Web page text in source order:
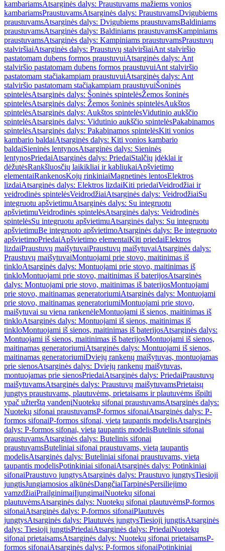
kambariamsAtsarginės dalys: Praustuvams mažiems vonios
kambariamsPraustuvamsAtsarginės dalys: PraustuvamsDvigubiems
praustuvamsAtsarginės dalys: Dvigubiems praustuvamsBaldiniams
praustuvamsAtsarginės dalys: Baldiniams praustuvamsKampiniams
praustuvamsAtsarginės dalys: Kampiniams praustuvamsPraustuvų
stalviršiaiAtsarginės dalys: Praustuvų stalviršiaiAnt stalviršio
pastatomam dubens formos praustuvuiAtsarginės dalys: Ant
stalviršio pastatomam dubens formos praustuvuiAnt stalviršio
pastatomam stačiakampiam praustuvuiAtsarginės dalys: Ant
stalviršio pastatomam stačiakampiam praustuvuiŠoninės
spintelėsAtsarginės dalys: Šoninės spintelėsŽemos šoninės
spintelėsAtsarginės dalys: Žemos šoninės spintelėsAukštos
spintelėsAtsarginės dalys: Aukštos spintelėsVidutinio aukščio
spintelėsAtsarginės dalys: Vidutinio aukščio spintelėsPakabinamos
spintelėsAtsarginės dalys: Pakabinamos spintelėsKiti vonios
kambario baldaiAtsarginės dalys: Kiti vonios kambario
baldaiSieninės lentynosAtsarginės dalys: Sieninės
lentynosPriedaiAtsarginės dalys: PriedaiStalčių įdėklai ir
dėžutėsRankšluosčių laikikliai ir kabliukaiApšvietimo
elementaiRankenosKojų rinkiniaiMagnetinės lentosElektros
lizdaiAtsarginės dalys: Elektros lizdaiKiti priedaiVeidrodžiai ir
veidrodinės spintelėsVeidrodžiaiAtsarginės dalys: VeidrodžiaiSu
integruotu apšvietimuAtsarginės dalys: Su integruotu
apšvietimuVeidrodinės spintelėsAtsarginės dalys: Veidrodinės
spintelėsSu integruotu apšvietimuAtsarginės dalys: Su integruotu
apšvietimuBe integruoto apšvietimoAtsarginės dalys: Be integruoto
apšvietimoPriedaiApšvietimo elementaiKiti priedaiElektros
lizdaiPraustuvų maišytuvaiPraustuvų maišytuvaiAtsarginės dalys:
Praustuvų maišytuvaiMontuojami prie stovo, maitinimas iš
tinkloAtsarginės dalys: Montuojami prie stovo, maitinimas iš
tinkloMontuojami prie stovo, maitinimas iš baterijosAtsarginės
dalys: Montuojami prie stovo, maitinimas iš baterijosMontuojami
prie stovo, maitinamas generatoriumiAtsarginės dalys: Montuojami
prie stovo, maitinamas generatoriumiMontuojami prie stovo,
maišytuvai su viena rankenėleMontuojami iš sienos, maitinimas iš
tinkloAtsarginės dalys: Montuojami iš sienos, maitinimas iš
tinkloMontuojami iš sienos, maitinimas iš baterijosAtsarginės dalys:
Montuojami iš sienos, maitinimas iš baterijosMontuojami iš sienos,
maitinamas generatoriumiAtsarginės dalys: Montuojami iš sienos,
maitinamas generatoriumiDviejų rankenų maišytuvas, montuojamas
prie sienosAtsarginės dalys: Dviejų rankenų maišytuvas,
montuojamas prie sienosPriedaiAtsarginės dalys: PriedaiPraustuvų
maišytuvamsAtsarginės dalys: Praustuvų maišytuvamsPrietaisų
jungtys praustuvams, plautuvėms, prietaisams ir plautuvėms išpilti
ypač užterštą vandenįNuotekų sifonai praustuvamsAtsarginės dalys:
Nuotekų sifonai praustuvamsP-formos sifonaiAtsarginės dalys: P-
formos sifonaiP-formos sifonai, vietą taupantis modelisAtsarginės
dalys: P-formos sifonai, vietą taupantis modelisButelinis sifonai
praustuvamsAtsarginės dalys: Butelinis sifonai
praustuvamsButeliniai sifonai praustuvams, vietą taupantis
modelisAtsarginės dalys: Buteliniai sifonai praustuvams, vietą
taupantis modelisPotinkiniai sifonaiAtsarginės dalys: Potinkiniai
sifonaiPraustuvo jungtysAtsarginės dalys: Praustuvo jungtysTiesioji
jungtisJungiamosios alkūnėsDangčiaiTarpinėsPersiliejimo
vamzdžiaiPrailginimaiĮjungimaiNuotekų sifonai
plautuvėmsAtsarginės dalys: Nuotekų sifonai plautuvėmsP-formos
sifonaiAtsarginės dalys: P-formos sifonaiPlautuvės
jungtysAtsarginės dalys: Plautuvės jungtysTiesioji jungtisAtsarginės
dalys: Tiesioji jungtisPriedaiAtsarginės dalys: PriedaiNuotekų
sifonai prietaisamsAtsarginės dalys: Nuotekų sifonai prietaisamsP-
formos sifonaiAtsarginės dalys: P-formos sifonaiPotinkiniai